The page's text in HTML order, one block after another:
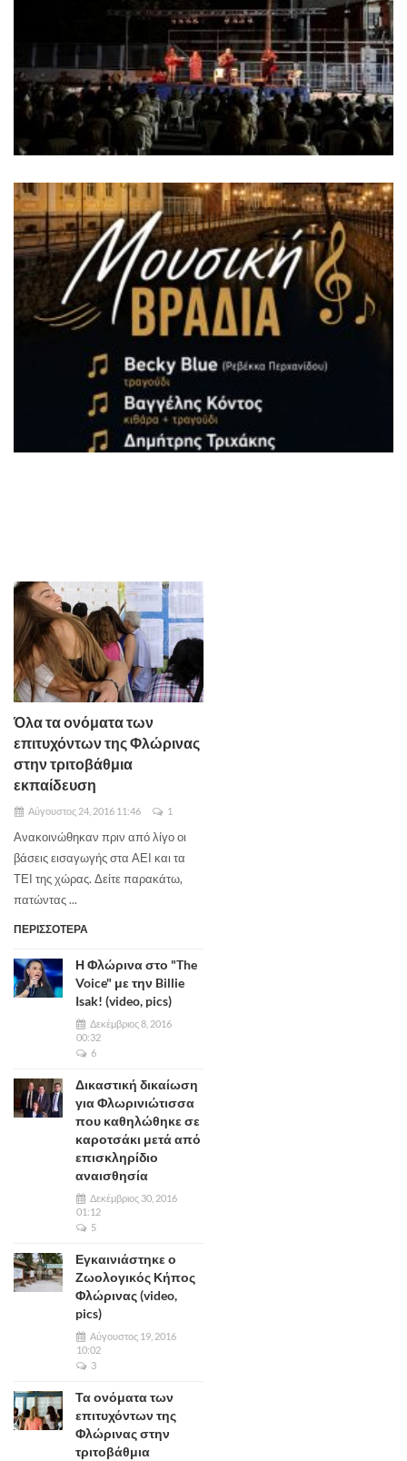
Όλα τα ονόματα των
επιτυχόντων της Φλώρινας
στην τριτοβάθμια
εκπαίδευση
Αύγουστος 24, 2016 11:46 1
Ανακοινώθηκαν πριν από λίγο οι
βάσεις εισαγωγής στα ΑΕΙ και τα
ΤΕΙ της χώρας. Δείτε παρακάτω,
πατώντας ...
ΠΕΡΙΣΣΟΤΕΡΑ
Η Φλώρινα στο "The
Voice" με την Billie
Isak! (video, pics)
Δεκέμβριος 8, 2016
00:32
6
Δικαστική δικαίωση
για Φλωρινιώτισσα
που καθηλώθηκε σε
καροτσάκι μετά από
επισκληρίδιο
αναισθησία
Δεκέμβριος 30, 2016
01:12
5
Εγκαινιάστηκε ο
Ζωολογικός Κήπος
Φλώρινας (video,
pics)
Αύγουστος 19, 2016
10:02
3
Τα ονόματα των
επιτυχόντων της
Φλώρινας στην
τριτοβάθμια